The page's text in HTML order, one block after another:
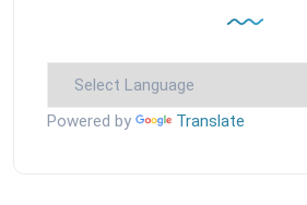
Powered by Translate